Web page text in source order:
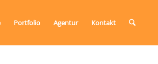
Portfolio Agentur Kontakt